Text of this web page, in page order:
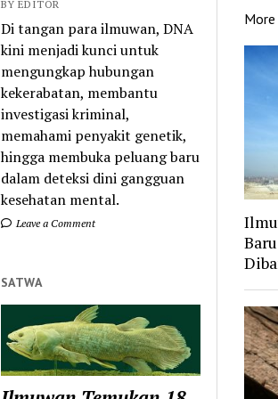
BY EDITOR
Di tangan para ilmuwan, DNA
kini menjadi kunci untuk
mengungkap hubungan
kekerabatan, membantu
investigasi kriminal,
memahami penyakit genetik,
hingga membuka peluang baru
dalam deteksi dini gangguan
kesehatan mental.
Leave a Comment
SATWA